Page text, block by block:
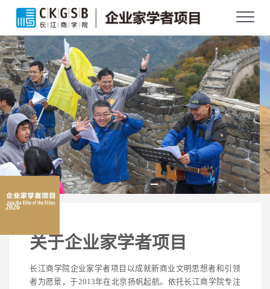
2026
关于企业家学者项目
长江商学院企业家学者项目以成就新商业文明思想者和引领
者为愿景，于2013年在北京扬帆起航。依托长江商学院专注